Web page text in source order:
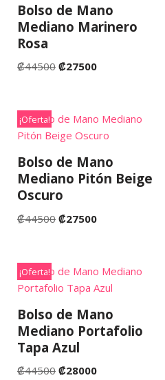
Bolso de Mano
Mediano Marinero
Rosa
₡44500 ₡27500
¡Oferta!
Bolso de Mano
Mediano Pitón Beige
Oscuro
₡44500 ₡27500
¡Oferta!
Bolso de Mano
Mediano Portafolio
Tapa Azul
₡44500 ₡28000